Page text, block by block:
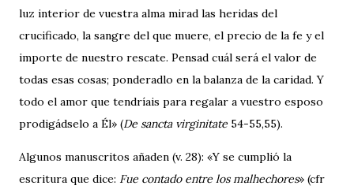
luz interior de vuestra alma mirad las heridas del
crucificado, la sangre del que muere, el precio de la fe y el
importe de nuestro rescate. Pensad cuál será el valor de
todas esas cosas; ponderadlo en la balanza de la caridad. Y
todo el amor que tendríais para regalar a vuestro esposo
prodigádselo a Él» (De sancta virginitate 54-55,55).
Algunos manuscritos añaden (v. 28): «Y se cumplió la
escritura que dice: Fue contado entre los malhechores» (cfr